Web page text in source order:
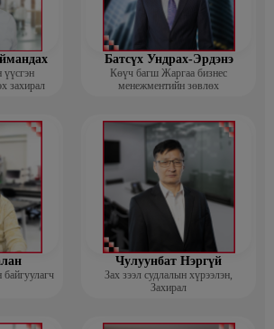
үүсгэн
захирал
Батсүх Ундрах-Эрдэнэ
Көүч багш Жаргаа бизнес
менежментийн зөвлөх
Чулуунбат Нэргүй
Зах зээл судлалын хүрээлэн,
Захирал